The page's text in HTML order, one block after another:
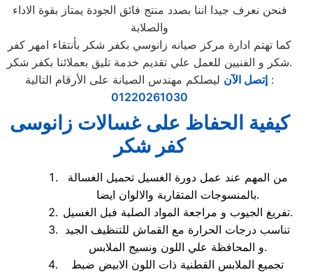
فنحن نعرف جيدا اننا بصدد منتج فائق الجودة يمتاز بقوة الاداء
والصلابة
كما تهتم ادارة مركز صيانه زانوسي بكفر شكر بأنتقاء امهر كفر
شكر و الفنيين للعمل علي تقديم خدمة تليق بعملائنا بكفر شكر.
إتصل الآن ليصلكم مهندس الصيانة على الأرقام التالية :
01220261030
كيفية الحفاظ على غسالات زانوسى
كفر شكر
من المهم عند عمل دورة الغسيل تحميل الغسالة
بالمنسوجات المتقاربة والالوان ايضا.
تفريغ الجيوب و مراجعة المواد الصلبة فبل الغسيل.
تناسب درجات الحرارة مع القماش للتنظيف الجيد
و المحافظة علي اللون ونسيج الملابس.
تجميع الملابس القطنية ذات اللون الابيض ضبط